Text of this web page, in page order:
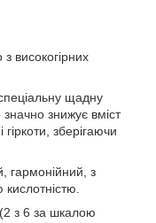
високогірних
щадну
знижує вміст
зберігаючи
гармонійний, з
з 6 за шкалою